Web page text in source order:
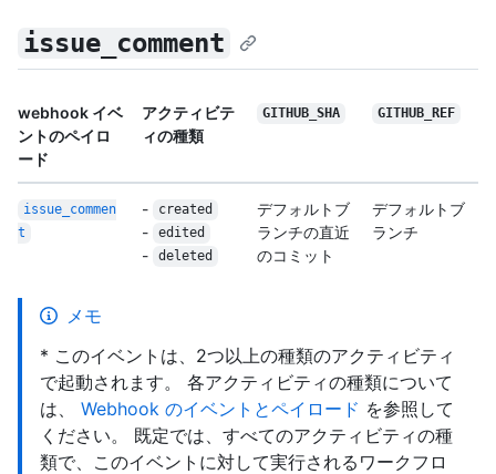
issue_comment
webhook イベ
ントのペイロ
ード
アクティビテ
ィの種類
GITHUB_SHA GITHUB_REF
issue_commen
t
- created
- edited
- deleted
デフォルトブ
ランチの直近
のコミット
デフォルトブ
ランチ
メモ
* このイベントは、2つ以上の種類のアクティビティ
で起動されます。 各アクティビティの種類について
は、 Webhook のイベントとペイロード を参照して
ください。 既定では、すべてのアクティビティの種
類で、このイベントに対して実行されるワークフロ